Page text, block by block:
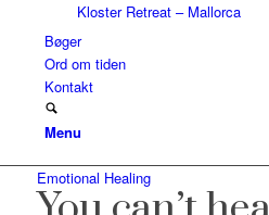
Kloster Retreat – Mallorca
Bøger
Ord om tiden
Kontakt
Menu
Emotional Healing